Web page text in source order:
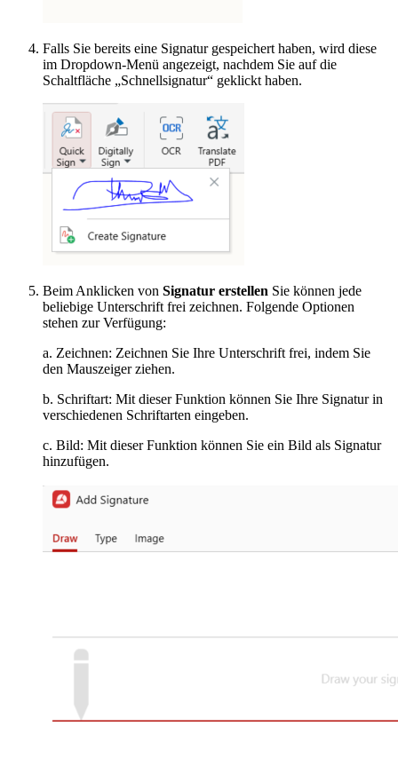
Falls Sie bereits eine Signatur gespeichert haben, wird diese
im Dropdown-Menü angezeigt, nachdem Sie auf die
Schaltfläche „Schnellsignatur“ geklickt haben.
Beim Anklicken von Signatur erstellen Sie können jede
beliebige Unterschrift frei zeichnen. Folgende Optionen
stehen zur Verfügung:
a. Zeichnen: Zeichnen Sie Ihre Unterschrift frei, indem Sie
den Mauszeiger ziehen.
b. Schriftart: Mit dieser Funktion können Sie Ihre Signatur in
verschiedenen Schriftarten eingeben.
c. Bild: Mit dieser Funktion können Sie ein Bild als Signatur
hinzufügen.